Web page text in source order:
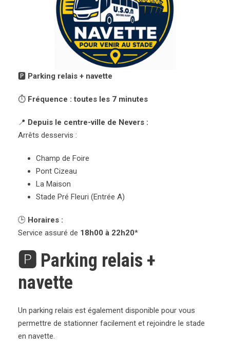
🅿️ Parking relais + navette
⏱️ Fréquence : toutes les 7 minutes
📍 Depuis le centre-ville de Nevers :
Arrêts desservis :
Champ de Foire
Pont Cizeau
La Maison
Stade Pré Fleuri (Entrée A)
🕒 Horaires :
Service assuré de 18h00 à 22h20*
🅿️ Parking relais +
navette
Un parking relais est également disponible pour vous
permettre de stationner facilement et rejoindre le stade
en navette.